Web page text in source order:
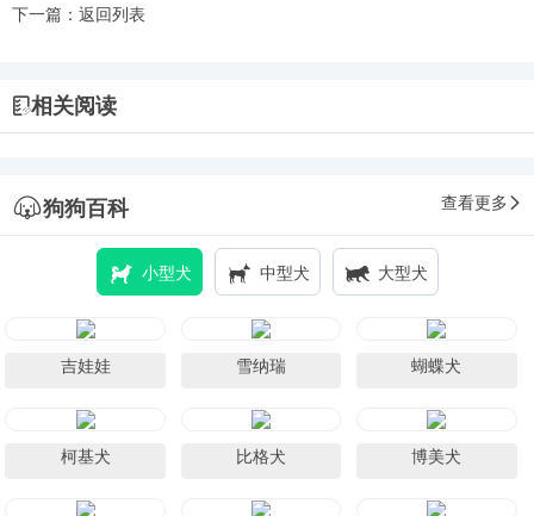
下一篇： 返回列表
相关阅读
狗狗百科 查看更多
小型犬 中型犬 大型犬
吉娃娃 雪纳瑞 蝴蝶犬
柯基犬 比格犬 博美犬